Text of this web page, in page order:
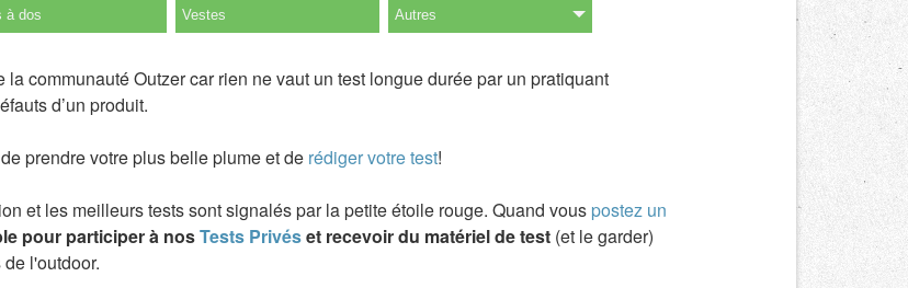
à dos Vestes Autres
communauté Outzer car rien ne vaut un test longue durée par un pratiquant
d’un produit.
prendre votre plus belle plume et de rédiger votre test!
et les meilleurs tests sont signalés par la petite étoile rouge. Quand vous postez un
pour participer à nosTests Privéset recevoir du matériel de test (et le garder)
l'outdoor.